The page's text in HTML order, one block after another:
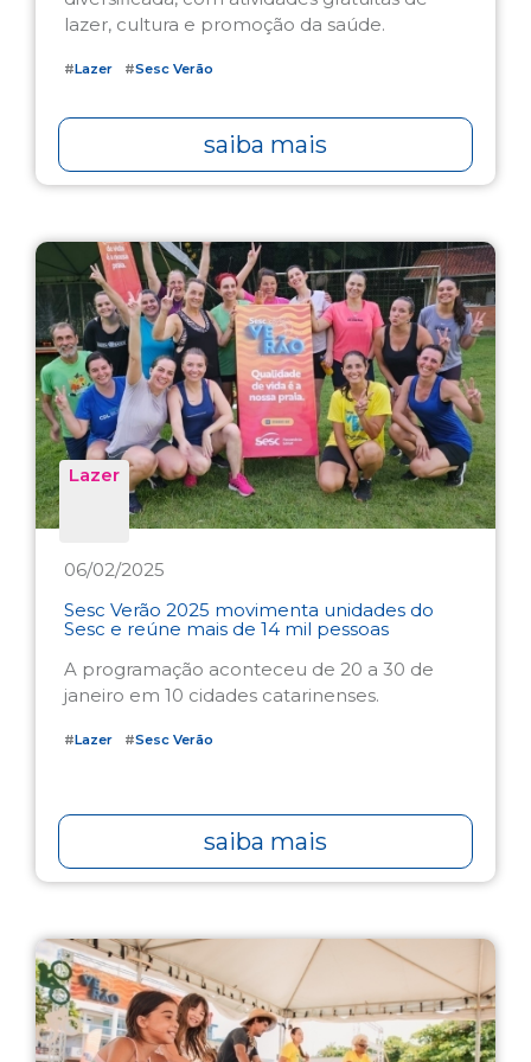
lazer, cultura e promoção da saúde.
#Lazer #Sesc Verão
saiba mais
Lazer
06/02/2025
Sesc Verão 2025 movimenta unidades do
Sesc e reúne mais de 14 mil pessoas
A programação aconteceu de 20 a 30 de
janeiro em 10 cidades catarinenses.
#Lazer #Sesc Verão
saiba mais